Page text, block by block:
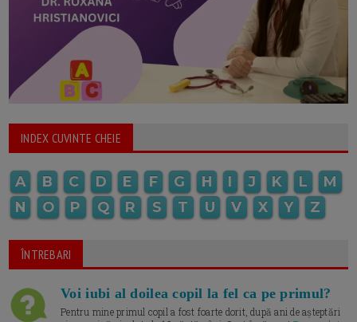
INDEX CUVINTE CHEIE
A B C D E F G H I J K L
M
N
O P Q R S T U V X Y Z
ÎNTREBARI
Voi iubi al doilea copil la fel ca pe primul?
Pentru mine primul copil a fost foarte dorit, după ani de așteptări